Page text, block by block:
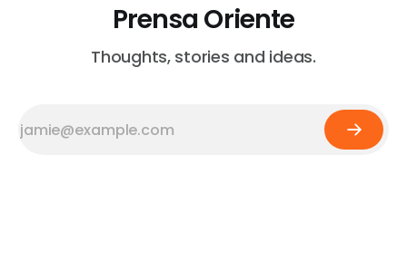
Prensa Oriente
Thoughts, stories and ideas.